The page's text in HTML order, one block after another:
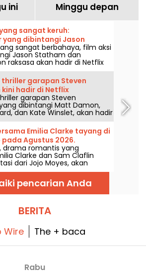
ini Minggu depan
sangat keruh:
yang dibintangi Jason
di Netflix dan HBO Max
sangat berbahaya, film aksi
Jason Statham dan
raksasa akan hadir di Netflix
pada 2 Agustus 2026.
garapan Steven
hadir di Netflix
garapan Steven
dibintangi Matt Damon,
dan Kate Winslet, akan hadir
6 Agustus 2026.
Emilia Clarke tayang di
pada Agustus 2026.
drama romantis yang
Clarke dan Sam Claflin
dari Jojo Moyes, akan
Video pada 1 Agustus 2026.
pencarian Anda
BERITA
Wire The + baca
Rabu